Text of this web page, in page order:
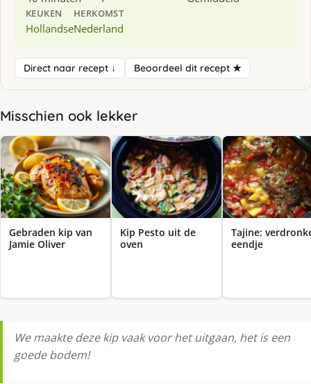
KEUKEN
Hollandse
HERKOMST
Nederland
Direct naar recept ↓ Beoordeel dit recept ★
Misschien ook lekker
Gebraden kip van
Jamie Oliver
Kip Pesto uit de
oven
Tajine:
eendje
We maakte deze kip vaak voor het uitgaan, het is een
goede bodem!